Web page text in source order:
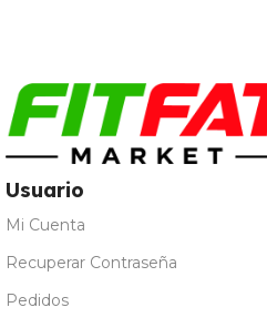
Usuario
Mi Cuenta
Recuperar Contraseña
Pedidos